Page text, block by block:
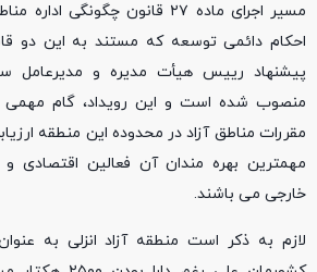
احکام دائمی توسعه که مستند به این دو
پیشنهاد رییس هیأت مدیره و مدیرعامل
منصوب شده است و این رویداد، گام مهمی
مقررات مناطق آزاد در محدوده این منطقه
مهمترین بهره مندان آن فعالین اقتصادی و
خارجی می باشند.
لازم به ذکر است منطقه آزاد انزلی به